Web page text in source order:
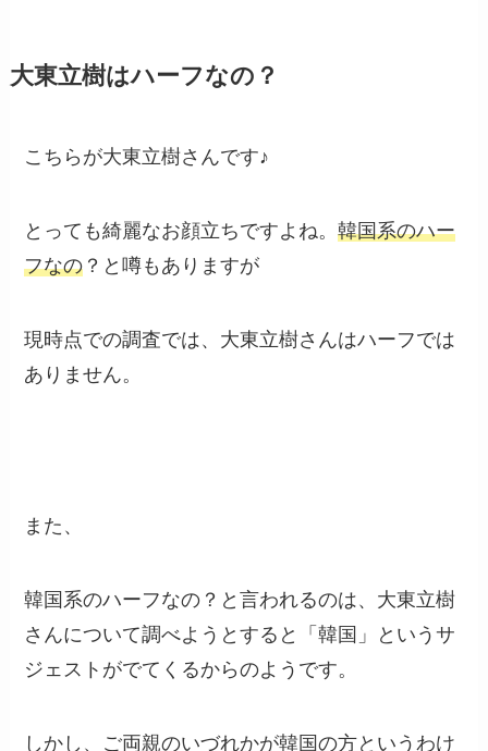
大東立樹はハーフなの？
こちらが大東立樹さんです♪
とっても綺麗なお顔立ちですよね。韓国系のハー
フなの ？と噂もありますが
現時点での調査では、 大東立樹さんはハーフでは
ありません。
また、
韓国系のハーフなの ？と言われるのは、大東立樹
さんについて調べようとすると「韓国 」というサ
ジェストがでてくるからのようです。
しかし、ご両親のいづれかが韓国の方というわけ